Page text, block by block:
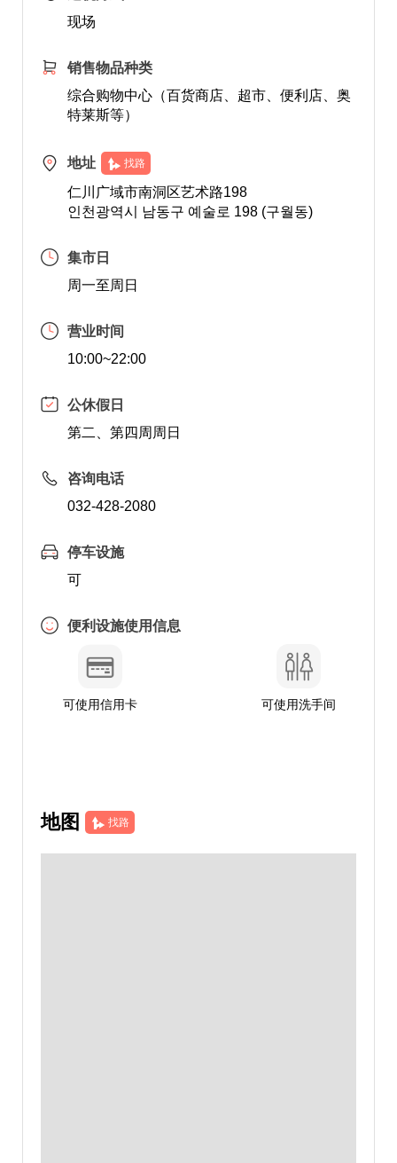
现场
销售物品种类
综合购物中心（百货商店、超市、便利店、奥
特莱斯等）
地址 找路
仁川广域市南洞区艺术路198
인천광역시 남동구 예술로 198 (구월동)
集市日
周一至周日
营业时间
10:00~22:00
公休假日
第二、第四周周日
咨询电话
032-428-2080
停车设施
可
便利设施使用信息
可使用信用卡 可使用洗手间
地图 找路